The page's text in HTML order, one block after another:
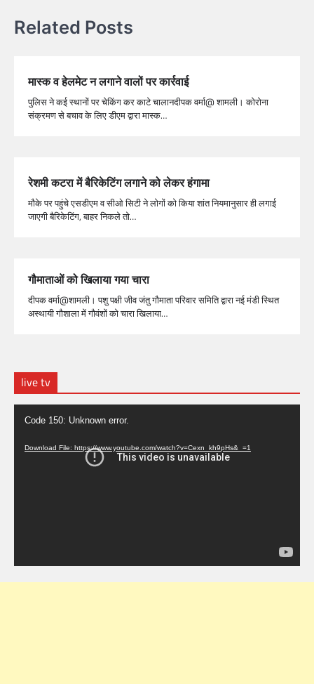
Related Posts
मास्क व हेलमेट न लगाने वालों पर कार्रवाई
पुलिस ने कई स्थानों पर चेकिंग कर काटे चालानदीपक वर्मा@ शामली। कोरोना
संक्रमण से बचाव के लिए डीएम द्वारा मास्क…
रेशमी कटरा में बैरिकेटिंग लगाने को लेकर हंगामा
मौके पर पहुंचे एसडीएम व सीओ सिटी ने लोगों को किया शांत नियमानुसार ही लगाई
जाएगी बैरिकेटिंग, बाहर निकले तो…
गौमाताओं को खिलाया गया चारा
दीपक वर्मा@शामली। पशु पक्षी जीव जंतु गौमाता परिवार समिति द्वारा नई मंडी स्थित
अस्थायी गौशाला में गौवंशों को चारा खिलाया…
live tv
Video
Player
Code 150: Unknown error.
Download File: https://www.youtube.com/watch?v=Cexn_kh9pHs&_=1